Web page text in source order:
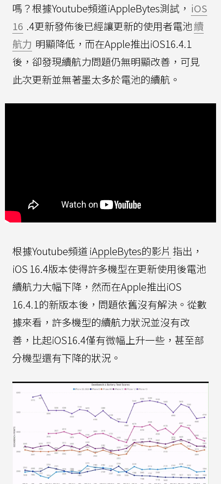
嗎？根據Youtube頻道iAppleBytes測試， iOS
16 .4更新發佈後已經讓更新的使用者電池續
航力 明顯降低，而在Apple推出iOS16.4.1
後，卻發現續航力問題仍無明顯改善，可見
此次更新並無著墨太多於電池的續航。
根據Youtube頻道 iAppleBytes的影片 指出，
iOS 16.4版本使得許多機型在更新使用後電池
續航力大幅下降，然而在Apple推出iOS
16.4.1的新版本後，問題依舊沒有解決。從數
據來看，許多機型的續航力狀況並沒有改
善，比起iOS16.4僅有微幅上升一些，甚至部
分機型還有下降的狀況。